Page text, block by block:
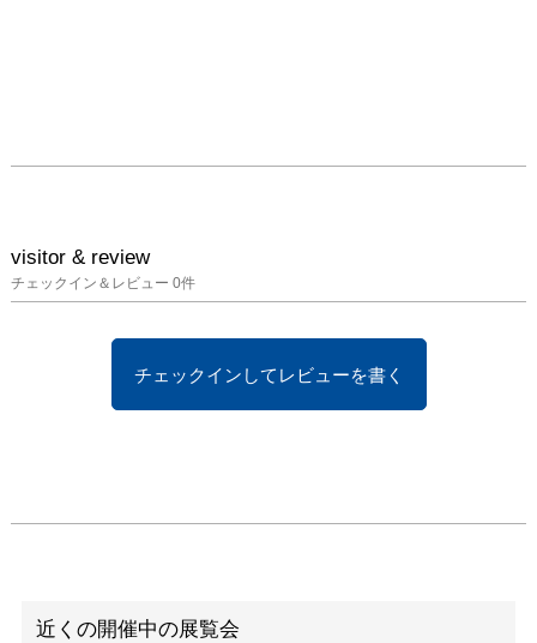
visitor & review
チェックイン＆レビュー 0件
チェックインしてレビューを書く
近くの開催中の展覧会